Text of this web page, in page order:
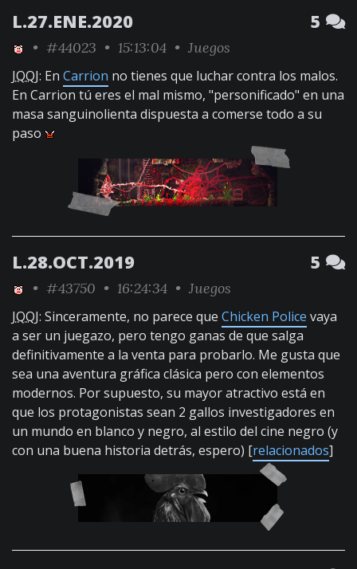
L.27.ENE.2020 5
• #44023 • 15:13:04 • Juegos
JQQJ: En Carrion no tienes que luchar contra los malos.
En Carrion tú eres el mal mismo, "personificado" en una
masa sanguinolienta dispuesta a comerse todo a su
paso
L.28.OCT.2019 5
• #43750 • 16:24:34 • Juegos
JQQJ: Sinceramente, no parece que Chicken Police vaya
a ser un juegazo, pero tengo ganas de que salga
definitivamente a la venta para probarlo. Me gusta que
sea una aventura gráfica clásica pero con elementos
modernos. Por supuesto, su mayor atractivo está en
que los protagonistas sean 2 gallos investigadores en
un mundo en blanco y negro, al estilo del cine negro (y
con una buena historia detrás, espero) [relacionados]